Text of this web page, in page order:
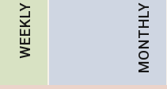
WEEKLY MONTHLY